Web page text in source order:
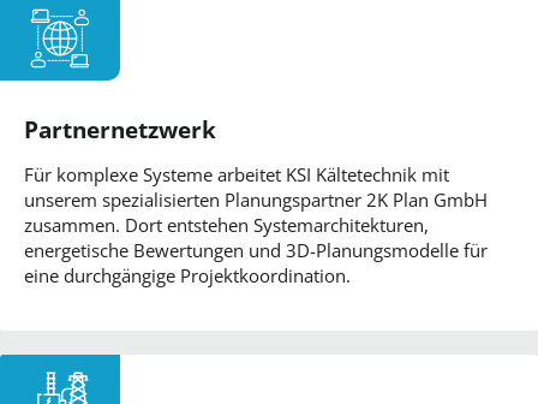
Partnernetzwerk
Für komplexe Systeme arbeitet KSI Kältetechnik mit
unserem spezialisierten Planungspartner 2K Plan GmbH
zusammen. Dort entstehen Systemarchitekturen,
energetische Bewertungen und 3D-Planungsmodelle für
eine durchgängige Projektkoordination.